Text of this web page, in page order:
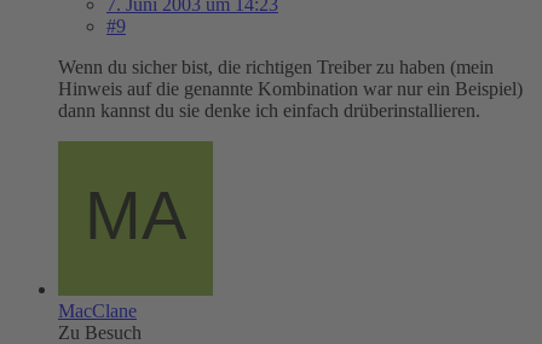
#9
Wenn du sicher bist, die richtigen Treiber zu haben (mein
Hinweis auf die genannte Kombination war nur ein Beispiel)
dann kannst du sie denke ich einfach drüberinstallieren.
MacClane
Zu Besuch